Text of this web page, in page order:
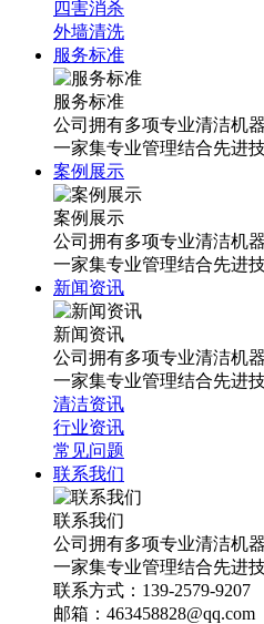
四害消杀
外墙清洗
服务标准
服务标准
公司拥有多项专业清洁机
一家集专业管理结合先进
案例展示
案例展示
公司拥有多项专业清洁机
一家集专业管理结合先进
新闻资讯
新闻资讯
公司拥有多项专业清洁机
一家集专业管理结合先进
清洁资讯
行业资讯
常见问题
联系我们
联系我们
公司拥有多项专业清洁机
一家集专业管理结合先进
联系方式：139-2579-9207
邮箱：463458828@qq.com